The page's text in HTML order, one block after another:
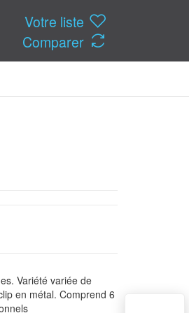
Votre liste
Comparer
Variété variée de
en métal. Comprend 6